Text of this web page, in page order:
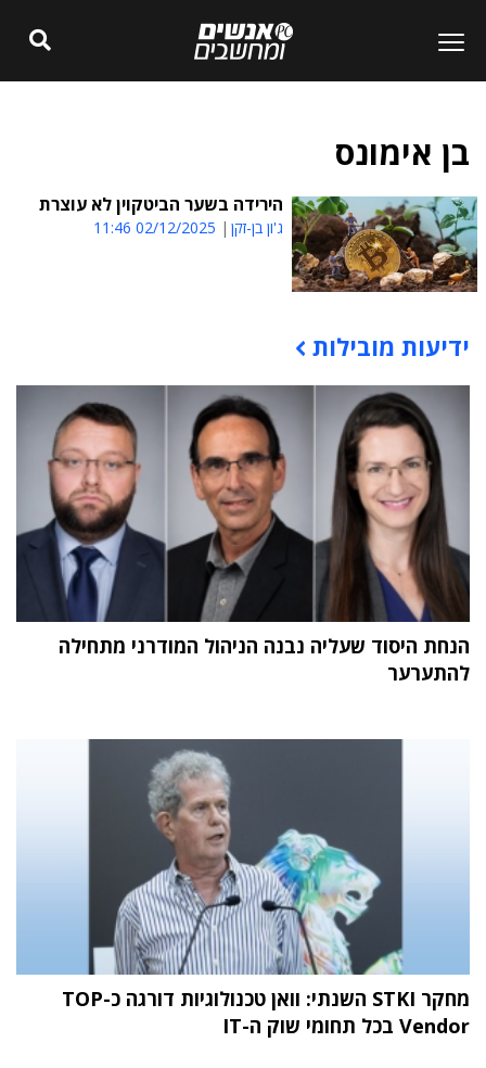
בן אימונס
הירידה בשער הביטקוין לא עוצרת
ג'ון בן-זקן 02/12/2025 11:46
תוכן פרסומי
ידיעות מובילות
הנחת היסוד שעליה נבנה הניהול המודרני מתחילה
להתערער
מחקר STKI השנתי: וואן טכנולוגיות דורגה כ-TOP
Vendor בכל תחומי שוק ה-IT